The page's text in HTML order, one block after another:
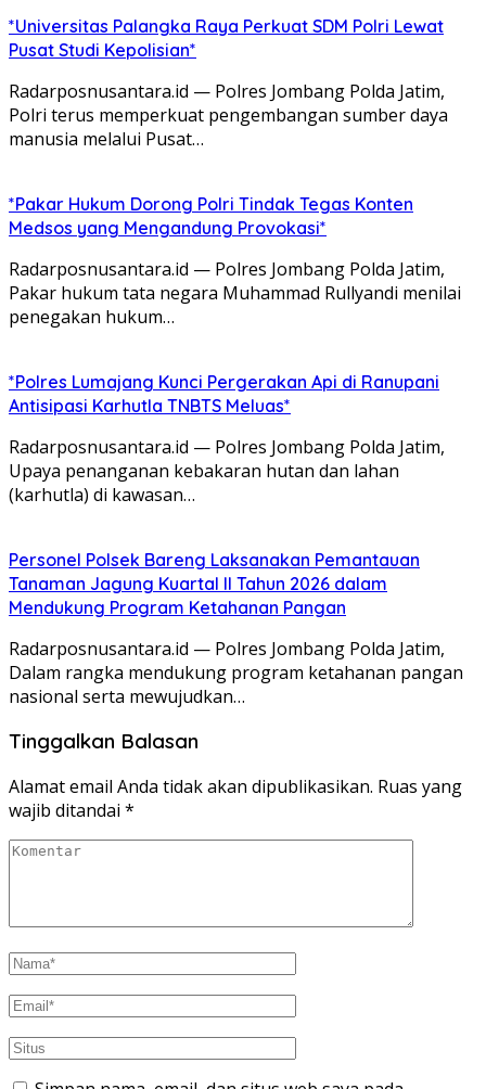
*Universitas Palangka Raya Perkuat SDM Polri Lewat
Pusat Studi Kepolisian*
Radarposnusantara.id — Polres Jombang Polda Jatim,
Polri terus memperkuat pengembangan sumber daya
manusia melalui Pusat…
*Pakar Hukum Dorong Polri Tindak Tegas Konten
Medsos yang Mengandung Provokasi*
Radarposnusantara.id — Polres Jombang Polda Jatim,
Pakar hukum tata negara Muhammad Rullyandi menilai
penegakan hukum…
*Polres Lumajang Kunci Pergerakan Api di Ranupani
Antisipasi Karhutla TNBTS Meluas*
Radarposnusantara.id — Polres Jombang Polda Jatim,
Upaya penanganan kebakaran hutan dan lahan
(karhutla) di kawasan…
Personel Polsek Bareng Laksanakan Pemantauan
Tanaman Jagung Kuartal II Tahun 2026 dalam
Mendukung Program Ketahanan Pangan
Radarposnusantara.id — Polres Jombang Polda Jatim,
Dalam rangka mendukung program ketahanan pangan
nasional serta mewujudkan…
Tinggalkan Balasan
Alamat email Anda tidak akan dipublikasikan. Ruas yang
wajib ditandai *